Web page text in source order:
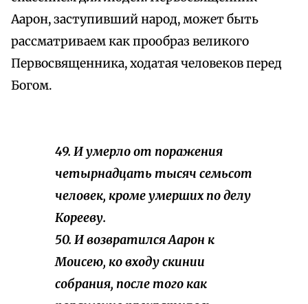
Аарон, заступивший народ, может быть
рассматриваем как прообраз великого
Первосвященника, ходатая человеков перед
Богом.
49. И умерло от поражения
четырнадцать тысяч семьсот
человек, кроме умерших по делу
Корееву.
50. И возвратился Аарон к
Моисею, ко входу скинии
собрания, после того как